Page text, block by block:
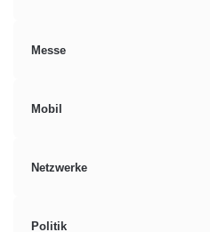
Messe
Mobil
Netzwerke
Politik